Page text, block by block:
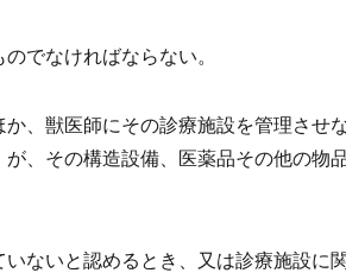
でなければならない。
、獣医師にその診療施設を管理させ
、その構造設備、医薬品その他の物
ないと認めるとき、又は診療施設に